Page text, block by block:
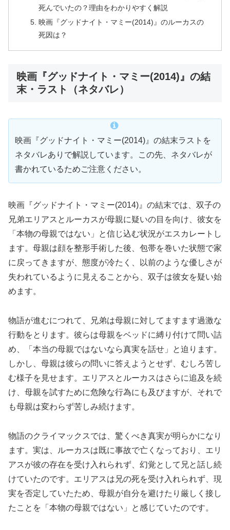
死んでいたの？理由をわかりやすく解説
映画『グッドナイト・マミー(2014)』のルーカスの
死因は？
映画『グッドナイト・マミー(2014)』の結
末・ラスト（ネタバレ）
映画『グッドナイト・マミー(2014)』の結末ラストを
ネタバレありで解説しています。この先、ネタバレが
書かれているためご注意ください。
映画『グッドナイト・マミー(2014)』の結末では、双子の
兄弟エリアスとルーカスが母親に疑いの目を向け、彼女を
「本物の母親ではない」と信じ込む状況がエスカレートし
ます。母親は顔を整形手術した後、包帯を巻いた状態で家
に戻ってきますが、態度が冷たく、以前のような優しさが
失われているように見えることから、双子は彼女を疑い始
めます。
物語が進むにつれて、兄弟は母親に対してますます過激な
行動をとります。彼らは母親をベッドに縛り付けて問い詰
め、「本当の母親ではないなら真実を話せ」と迫ります。
しかし、母親は彼らの問いに答えようとせず、むしろ苦し
む様子を見せます。エリアスとルーカスはさらに追及を続
け、母親を試すために危険な行為にも及びますが、それで
も母親は変わらず苦しみ続けます。
物語のクライマックスでは、驚くべき真実が明らかになり
ます。実は、ルーカスは既に事故で亡くなっており、エリ
アスが彼の存在を受け入れられず、幻覚として兄と話し続
けていたのです。エリアスは兄の死を受け入れられず、現
実を否定していたため、母親が自分を避けたり厳しく接し
たことを「本物の母親ではない」と感じていたのです。